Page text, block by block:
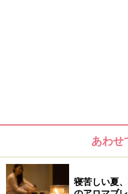
USBアロマポット
あわせ
寝苦しい夏